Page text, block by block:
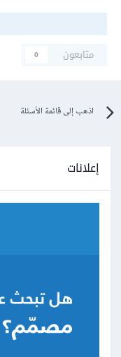
متابعون
0
اذهب إلى قائمة الأسئلة
إعلانات